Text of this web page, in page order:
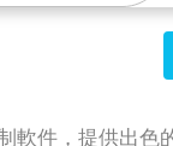
件，提供出